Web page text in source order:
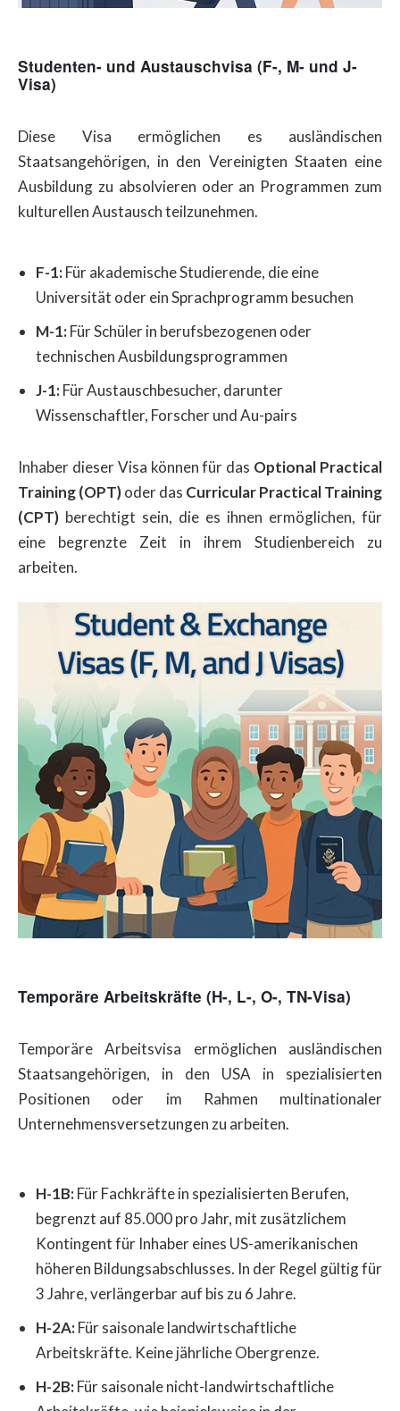
Studenten- und Austauschvisa (F-, M- und J-
Visa)
Diese Visa ermöglichen es ausländischen
Staatsangehörigen, in den Vereinigten Staaten eine
Ausbildung zu absolvieren oder an Programmen zum
kulturellen Austausch teilzunehmen.
F-1:Für akademische Studierende, die eine
Universität oder ein Sprachprogramm besuchen
M-1:Für Schüler in berufsbezogenen oder
technischen Ausbildungsprogrammen
J-1:Für Austauschbesucher, darunter
Wissenschaftler, Forscher und Au-pairs
Inhaber dieser Visa können für das Optional Practical
Training (OPT)oder das Curricular Practical Training
(CPT) berechtigt sein, die es ihnen ermöglichen, für
eine begrenzte Zeit in ihrem Studienbereich zu
arbeiten.
Temporäre Arbeitskräfte (H-, L-, O-, TN-Visa)
Temporäre Arbeitsvisa ermöglichen ausländischen
Staatsangehörigen, in den USA in spezialisierten
Positionen oder im Rahmen multinationaler
Unternehmensversetzungen zu arbeiten.
H-1B:Für Fachkräfte in spezialisierten Berufen,
begrenzt auf 85.000 pro Jahr, mit zusätzlichem
Kontingent für Inhaber eines US-amerikanischen
höheren Bildungsabschlusses. In der Regel gültig für
3 Jahre, verlängerbar auf bis zu 6 Jahre.
H-2A:Für saisonale landwirtschaftliche
Arbeitskräfte. Keine jährliche Obergrenze.
H-2B:Für saisonale nicht-landwirtschaftliche